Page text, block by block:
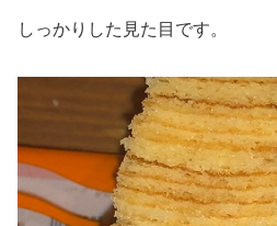
しっかりした見た目です。